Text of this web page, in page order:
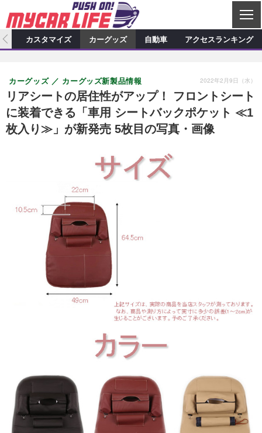
C
L
S
カーオーディオ
プロショップ検索
カーオーディオニュース デモカー製作記
その他
カスタマイズ特集記事 カスタマイズ新製品情報
カスタマイズニュース
カーグッズ
カーグッズ特集記事 カーグッズ新製品情報
カーグッズニュース
自動車
カスタマイズ カーグッズ 自動車 アクセスランキング
リアシートの居住性がアップ！ フロントシート
に装着できる「車用 シートバックポケット ≪1
枚入り≫」が新発売 5枚目の写真・画像
カーグッズ カーグッズ新製品情報 2022年2月9日（水）